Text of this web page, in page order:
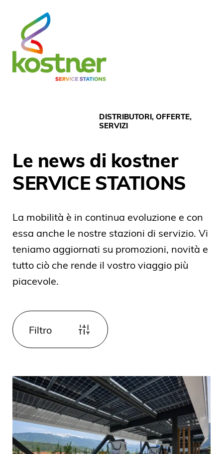
DISTRIBUTORI, OFFERTE,
SERVIZI
Le news di kostner
SERVICE STATIONS
La mobilità è in continua evoluzione e con
essa anche le nostre stazioni di servizio. Vi
teniamo aggiornati su promozioni, novità e
tutto ciò che rende il vostro viaggio più
piacevole.
Filtro